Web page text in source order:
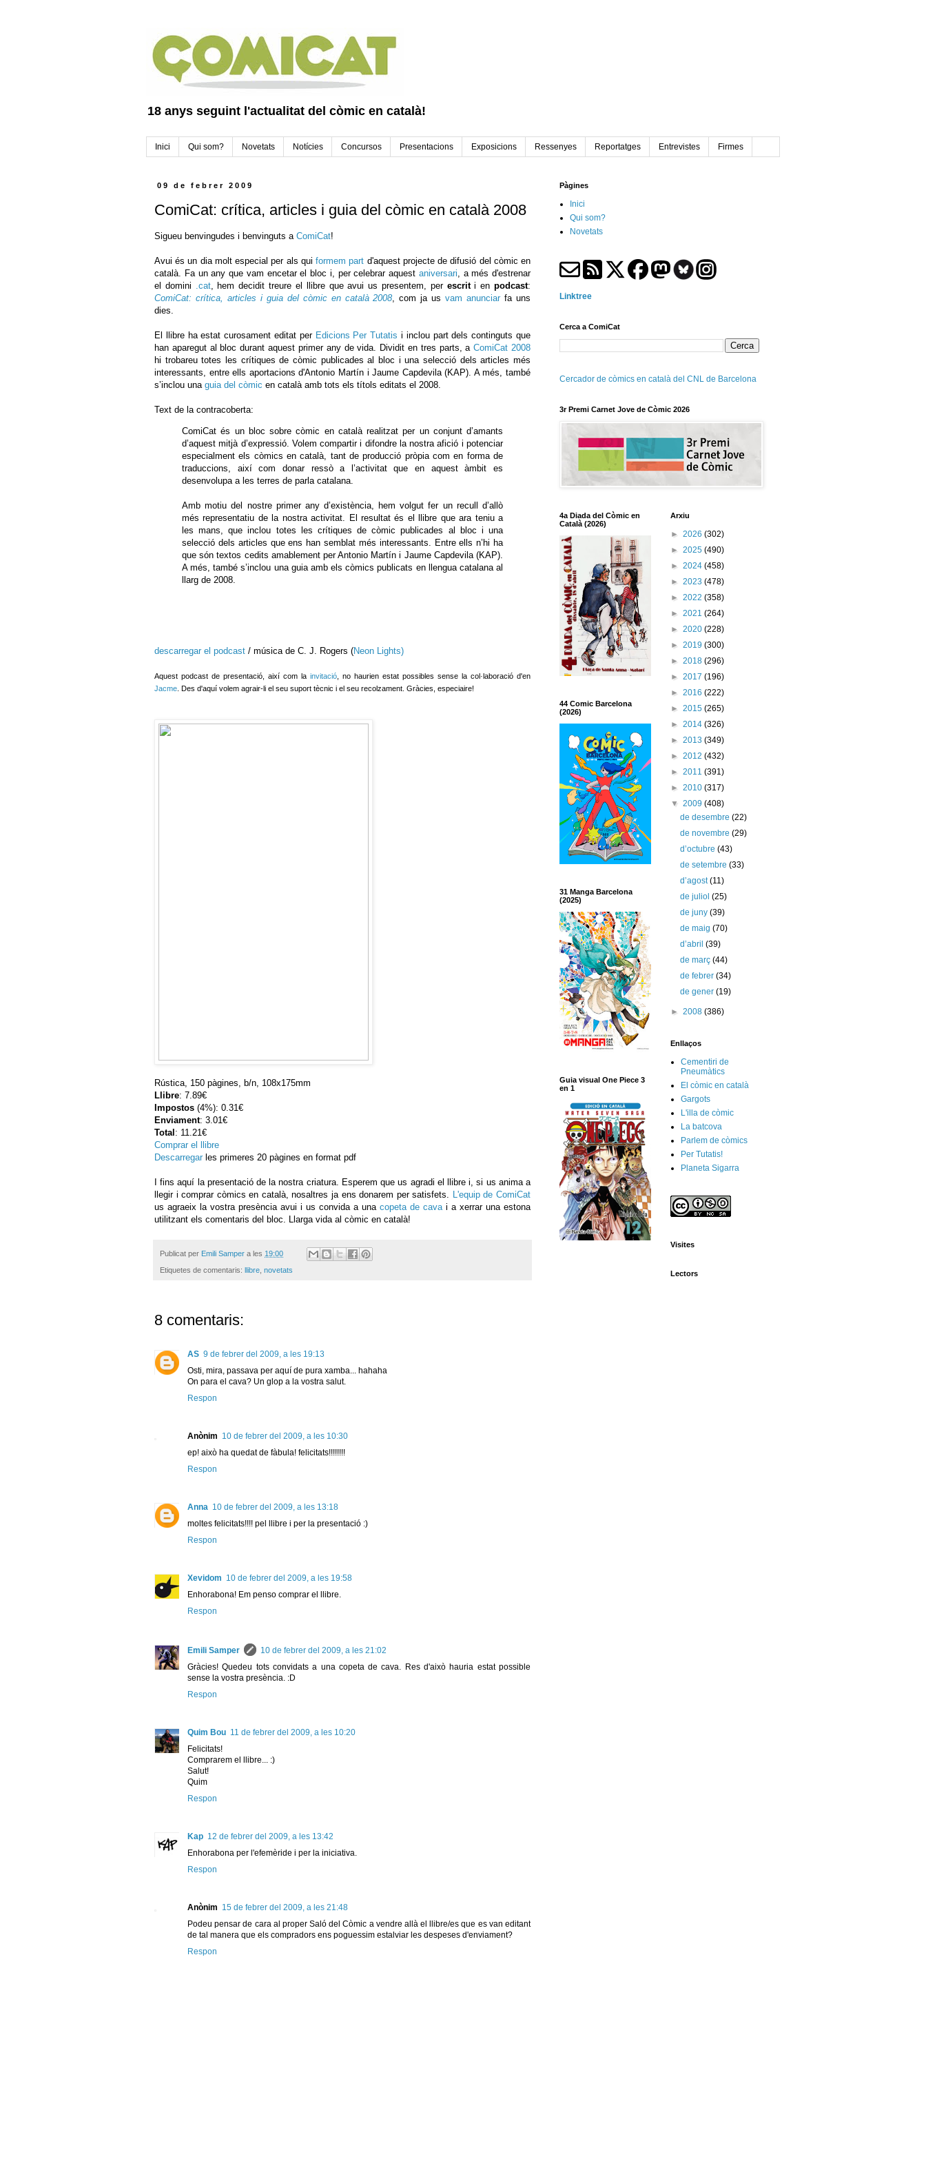
18 anys seguint l'actualitat del còmic en català!
Inici Qui som? Novetats Notícies Concursos Presentacions Exposicions Ressenyes Reportatges Entrevistes Firmes
09 de febrer 2009
ComiCat: crítica, articles i guia del còmic en català 2008
Sigueu benvingudes i benvinguts a ComiCat!
Avui és un dia molt especial per als quiformem part d'aquest projecte de difusió del còmic en
català. Fa un any que vam encetar el bloc i, per celebrar aquest aniversari, a més d'estrenar
el domini .cat, hem decidit treure el llibre que avui us presentem, per escriti en podcast:
ComiCat: crítica, articles i guia del còmic en català 2008, com ja usvam anunciarfa uns
dies.
El llibre ha estat curosament editat per Edicions Per Tutatis i inclou part dels continguts que
han aparegut al bloc durant aquest primer any de vida. Dividit en tres parts, aComiCat 2008
hi trobareu totes les crítiques de còmic publicades al bloc i una selecció dels articles més
interessants, entre ells aportacions d'Antonio Martín i Jaume Capdevila (KAP). A més, també
s’inclou una guia del còmic en català amb tots els títols editats el 2008.
Text de la contracoberta:
ComiCat és un bloc sobre còmic en català realitzat per un conjunt d’amants
d’aquest mitjà d’expressió. Volem compartir i difondre la nostra afició i potenciar
especialment els còmics en català, tant de producció pròpia com en forma de
traduccions, així com donar ressò a l’activitat que en aquest àmbit es
desenvolupa a les terres de parla catalana.
Amb motiu del nostre primer any d’existència, hem volgut fer un recull d’allò
més representatiu de la nostra activitat. El resultat és el llibre que ara teniu a
les mans, que inclou totes les crítiques de còmic publicades al bloc i una
selecció dels articles que ens han semblat més interessants. Entre ells n’hi ha
que són textos cedits amablement per Antonio Martín i Jaume Capdevila (KAP).
A més, també s’inclou una guia amb els còmics publicats en llengua catalana al
llarg de 2008.
descarregar el podcast / música de C. J. Rogers (Neon Lights)
Aquest podcast de presentació, així com la invitació, no haurien estat possibles sense la col·laboració d'en
Jacme. Des d'aquí volem agrair-li el seu suport tècnic i el seu recolzament. Gràcies, especiaire!
Rústica, 150 pàgines, b/n, 108x175mm
Llibre: 7.89€
Impostos (4%): 0.31€
Enviament: 3.01€
Total : 11.21€
Comprar el llibre
Descarregar les primeres 20 pàgines en format pdf
I fins aquí la presentació de la nostra criatura. Esperem que us agradi el llibre i, si us anima a
llegir i comprar còmics en català, nosaltres ja ens donarem per satisfets. L'equip de ComiCat
us agraeix la vostra presència avui i us convida a una copeta de cavai a xerrar una estona
utilitzant els comentaris del bloc. Llarga vida al còmic en català!
Publicat per Emili Samper a les 19:00
Etiquetes de comentaris: llibre novetats
8 comentaris:
AS 9 de febrer del 2009, a les 19:13
Osti, mira, passava per aquí de pura xamba... hahaha
On para el cava? Un glop a la vostra salut.
Respon
Anònim 10 de febrer del 2009, a les 10:30
ep! això ha quedat de fàbula! felicitats!!!!!!!!
Respon
Anna 10 de febrer del 2009, a les 13:18
moltes felicitats!!!! pel llibre i per la presentació :)
Respon
Xevidom 10 de febrer del 2009, a les 19:58
Enhorabona! Em penso comprar el llibre.
Respon
Emili Samper
10 de febrer del 2009, a les 21:02
Gràcies! Quedeu tots convidats a una copeta de cava. Res d'això hauria estat possible
sense la vostra presència. :D
Respon
Quim Bou 11 de febrer del 2009, a les 10:20
Felicitats!
Comprarem el llibre... :)
Salut!
Quim
Respon
Kap 12 de febrer del 2009, a les 13:42
Enhorabona per l'efemèride i per la iniciativa.
Respon
Anònim 15 de febrer del 2009, a les 21:48
Podeu pensar de cara al proper Saló del Còmic a vendre allà el llibre/es que es van editant
de tal manera que els compradors ens poguessim estalviar les despeses d'enviament?
Respon
Pàgines
Inici
Qui som?
Novetats
Linktree
Cerca a ComiCat
Cercador de còmics en català del CNL de Barcelona
3r Premi Carnet Jove de Còmic 2026
4a Diada del Còmic en
Català (2026)
44 Comic Barcelona
(2026)
31 Manga Barcelona
(2025)
Guia visual One Piece 3
en 1
Arxiu
► 2026 (302)
► 2025 (490)
► 2024 (458)
► 2023 (478)
► 2022 (358)
► 2021 (264)
► 2020 (228)
► 2019 (300)
► 2018 (296)
► 2017 (196)
► 2016 (222)
► 2015 (265)
► 2014 (326)
► 2013 (349)
► 2012 (432)
► 2011 (391)
► 2010 (317)
▼ 2009 (408)
de desembre(22)
de novembre(29)
d’octubre(43)
de setembre(33)
d’agost(11)
de juliol(25)
de juny(39)
de maig(70)
d’abril(39)
de març(44)
de febrer(34)
de gener(19)
► 2008 (386)
Enllaços
Cementiri de
Pneumàtics
El còmic en català
Gargots
L'illa de còmic
La batcova
Parlem de còmics
Per Tutatis!
Planeta Sigarra
Visites
Lectors